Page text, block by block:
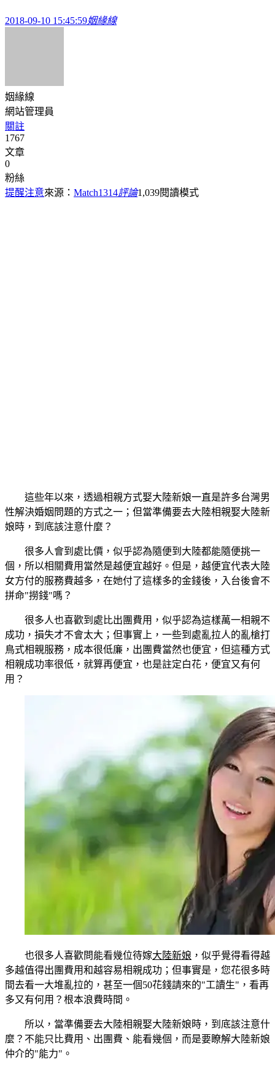
2018-09-10 15:45:59姻緣線
姻緣線
網站管理員
關註
1767
文章
0
粉絲
提醒注意來源： Match1314評論1,039閱讀模式
這些年以來，透過相親方式娶大陸新娘一直是許多台灣男
性解決婚姻問題的方式之一；但當準備要去大陸相親娶大陸新
娘時，到底該注意什麼？
很多人會到處比價，似乎認為隨便到大陸都能隨便挑一
個，所以相關費用當然是越便宜越好。但是，越便宜代表大陸
女方付的服務費越多，在她付了這樣多的金錢後，入台後會不
拼命"撈錢"嗎？
很多人也喜歡到處比出團費用，似乎認為這樣萬一相親不
成功，損失才不會太大；但事實上，一些到處亂拉人的亂槍打
鳥式相親服務，成本很低廉，出團費當然也便宜，但這種方式
相親成功率很低，就算再便宜，也是註定白花，便宜又有何
用？
也很多人喜歡問能看幾位待嫁大陸新娘 ，似乎覺得看得越
多越值得出團費用和越容易相親成功；但事實是，您花很多時
間去看一大堆亂拉的，甚至一個50花錢請來的"工讀生"，看再
多又有何用？根本浪費時間。
所以，當準備要去大陸相親娶大陸新娘時，到底該注意什
麼？不能只比費用、出團費、能看幾個，而是要瞭解大陸新娘
仲介的"能力"。